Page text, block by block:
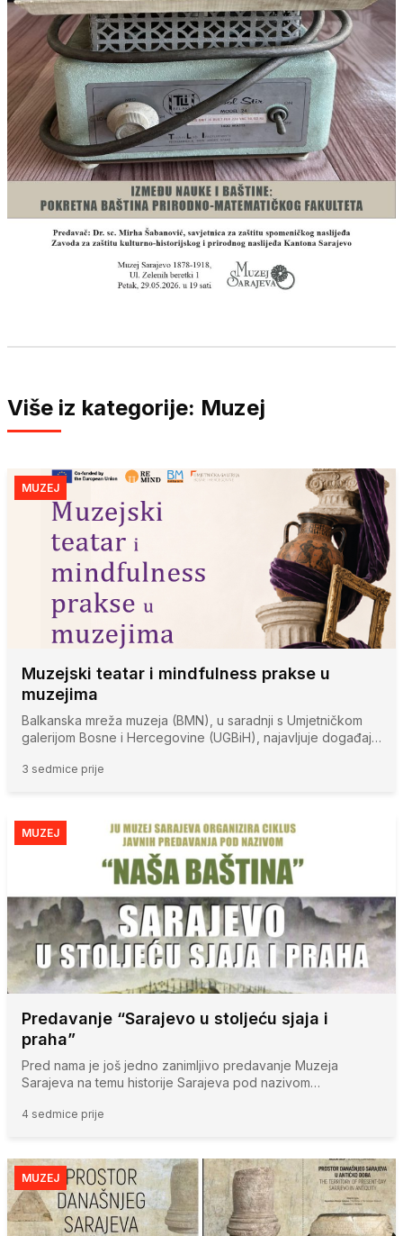
Više iz kategorije: Muzej
MUZEJ
Muzejski teatar i mindfulness prakse u
muzejima
Balkanska mreža muzeja (BMN), u saradnji s Umjetničkom
galerijom Bosne i Hercegovine (UGBiH), najavljuje događaj…
3 sedmice prije
MUZEJ
Predavanje “Sarajevo u stoljeću sjaja i
praha”
Pred nama je još jedno zanimljivo predavanje Muzeja
Sarajeva na temu historije Sarajeva pod nazivom…
4 sedmice prije
MUZEJ